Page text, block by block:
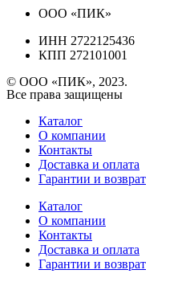
ООО «ПИК»
ИНН 2722125436
КПП 272101001
© ООО «ПИК», 2023.
Все права защищены
Каталог
О компании
Контакты
Доставка и оплата
Гарантии и возврат
Каталог
О компании
Контакты
Доставка и оплата
Гарантии и возврат